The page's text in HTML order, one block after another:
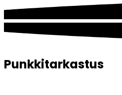
Punkkitarkastus